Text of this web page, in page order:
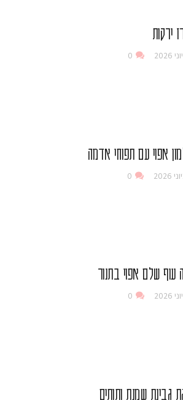
ירקות
0
אפוי עם תפוחי אדמה
0
עוף שלם אפוי בתנור
0
גבינת שמנת ותותים